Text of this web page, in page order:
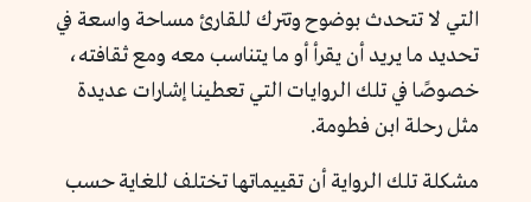
التي لا تتحدث بوضوح وتترك للقارئ مساحة واسعة في
تحديد ما يريد أن يقرأ أو ما يتناسب معه ومع ثقافته،
خصوصًا في تلك الروايات التي تعطينا إشارات عديدة
مثل رحلة ابن فطومة.
مشكلة تلك الرواية أن تقييماتها تختلف للغاية حسب